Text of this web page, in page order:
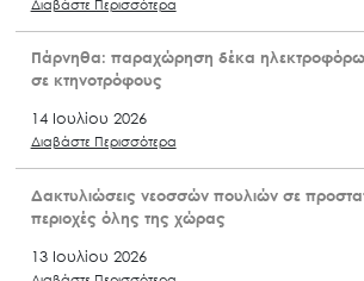
Διαβάστε Περισσότερα
Πάρνηθα: παραχώρηση δέκα
σε κτηνοτρόφους
14 Ιουλίου 2026
Διαβάστε Περισσότερα
Δακτυλιώσεις νεοσσών πουλιών σε
περιοχές όλης της χώρας
13 Ιουλίου 2026